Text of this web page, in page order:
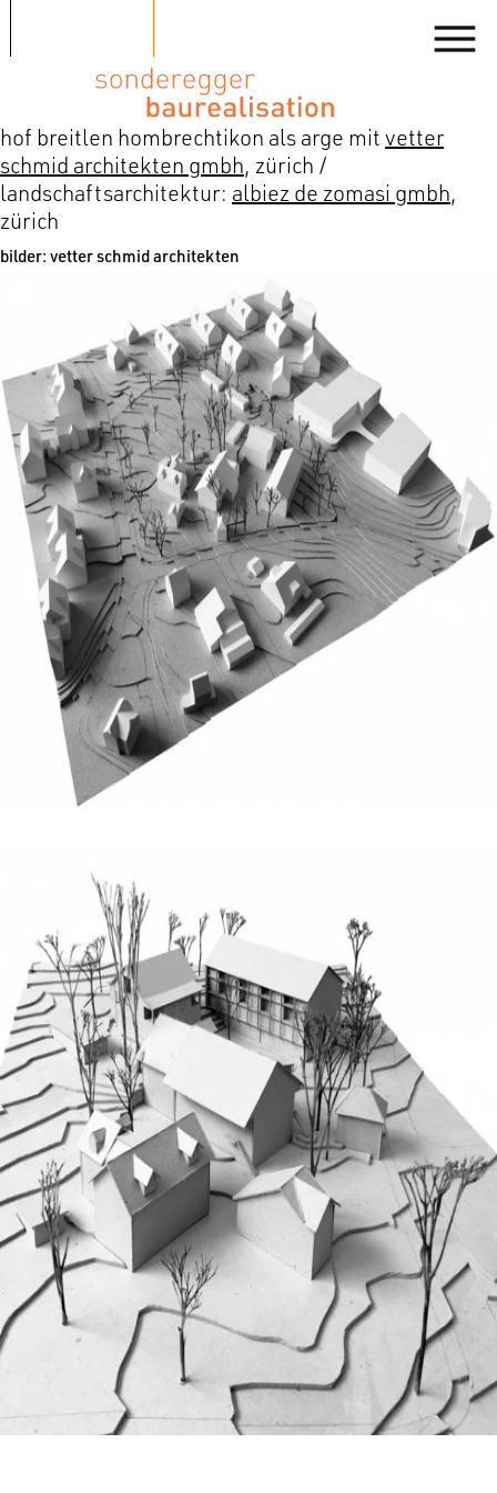
hof breitlen hombrechtikon als arge mit vetter
schmid architekten gmbh, zürich /
landschaftsarchitektur: albiez de zomasi gmbh,
zürich
bilder: vetter schmid architekten